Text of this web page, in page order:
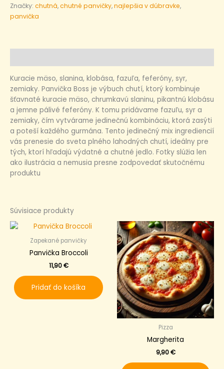
Značky: chutná,chutné panvičky,najlepšia v dúbravke,
panvička
Kuracie mäso, slanina, klobása, fazuľa, feferóny, syr,
zemiaky. Panvička Boss je výbuch chutí, ktorý kombinuje
šťavnaté kuracie mäso, chrumkavú slaninu, pikantnú klobásu
a jemne pálivé feferóny. K tomu pridávame fazuľu, syr a
zemiaky, čím vytvárame jedinečnú kombináciu, ktorá zasýti
a poteší každého gurmána. Tento jedinečný mix ingrediencií
vás prenesie do sveta plného lahodných chutí, ideálny pre
tých, ktorí hľadajú výdatné a chutné jedlo. Fotky slúžia len
ako ilustrácia a nemusia presne zodpovedať skutočnému
produktu
Súvisiace produkty
Zapekané panvičky
Panvička Broccoli
11,90€
Pridať do košíka
Pizza
Margherita
9,90€